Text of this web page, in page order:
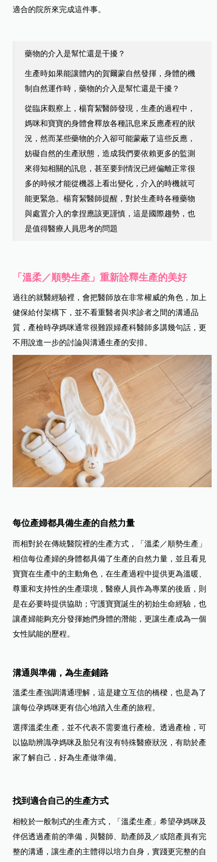
適合的院所來完成這件事。
藥物的介入是幫忙還是干擾？
生產時如果能讓體內的賀爾蒙自然發揮，身體的機
制自然運作時，藥物的介入是幫忙還是干擾？
從臨床觀察上，楊育絜醫師發現，生產的過程中，
媽咪和寶寶的身體會釋放各種訊息來反應產程的狀
況，然而某些藥物的介入卻可能蒙蔽了這些反應，
妨礙自然的生產狀態，造成我們要依賴更多的監測
來得知相關的訊息，甚至要到情況已經偏離正常很
多的時候才能從機器上看出變化，介入的時機就可
能更緊急。楊育絜醫師提醒，對於生產時各種藥物
與處置介入的拿捏應該更謹慎，這是國際趨勢，也
是值得醫療人員思考的問題
「溫柔／順勢生產」重新詮釋生產的美好
過往的就醫經驗裡，會把醫師放在非常權威的角色，加上
健保給付架構下，並不看重醫者與求診者之間的溝通品
質，產檢時孕媽咪通常很難跟婦產科醫師多講幾句話，更
不用說進一步的討論與溝通生產的安排。
每位產婦都具備生產的自然力量
而相對於在傳統醫院裡的生產方式，「溫柔／順勢生產」
相信每位產婦的身體都具備了生產的自然力量，並且看見
寶寶在生產中的主動角色，在生產過程中提供更為溫暖、
尊重和支持性的生產環境，醫療人員作為專業的後盾，則
是在必要時提供協助；守護寶寶誕生的初始生命經驗，也
讓產婦能夠充分發揮她們身體的潛能，更讓生產成為一個
女性賦能的歷程。
溝通與準備，為生產鋪路
溫柔生產強調溝通理解，這是建立互信的橋樑，也是為了
讓每位孕媽咪更有信心地踏入生產的旅程。
選擇溫柔生產，並不代表不需要進行產檢。透過產檢，可
以協助辨識孕媽咪及胎兒有沒有特殊醫療狀況，有助於產
家了解自己，好為生產做準備。
找到適合自己的生產方式
相較於一般制式的生產方式，「溫柔生產」希望孕媽咪及
伴侶透過產前的準備，與醫師、助產師及／或陪產員有完
整的溝通，讓生產的主體得以培力自身，實踐更完整的自